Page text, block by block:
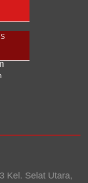
Kel. Selat Utara,